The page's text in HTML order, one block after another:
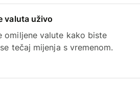
valuta uživo
omiljene valute kako biste
tečaj mijenja s vremenom.